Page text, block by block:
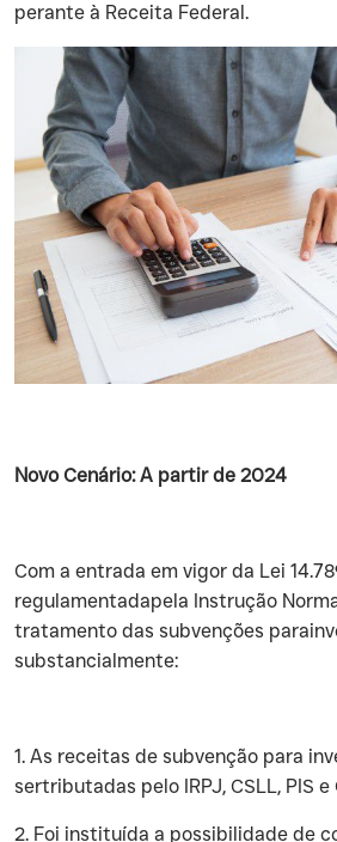
perante à Receita Federal.
Novo Cenário: A partir de 2024
‍Com a entrada em vigor da Lei
regulamentadapela Instrução
tratamento das subvenções
substancialmente:
‍1. As receitas de subvenção para
sertributadas pelo IRPJ, CSLL, PIS e
‍2. Foi instituída a possibilidade de